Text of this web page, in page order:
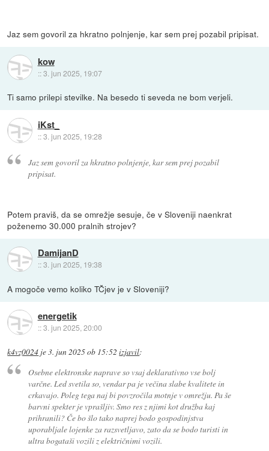
Jaz sem govoril za hkratno polnjenje, kar sem prej pozabil pripisat.
kow
::3. jun 2025, 19:07
Ti samo prilepi stevilke. Na besedo ti seveda ne bom verjeli.
iKst_
::3. jun 2025, 19:28
Jaz sem govoril za hkratno polnjenje, kar sem prej pozabil
pripisat.
Potem praviš, da se omrežje sesuje, če v Sloveniji naenkrat
poženemo 30.000 pralnih strojev?
DamijanD
::3. jun 2025, 19:38
A mogoče vemo koliko TČjev je v Sloveniji?
energetik
::3. jun 2025, 20:00
k4vz0024 je3. jun 2025 ob 15:52 izjavil:
Osebne elektronske naprave so vsaj deklarativno vse bolj
varčne. Led svetila so, vendar pa je večina slabe kvalitete in
crkavajo. Poleg tega naj bi povzročila motnje v omrežju. Pa še
barvni spekter je vprašljiv. Smo res z njimi kot družba kaj
prihranili? Če bo šlo tako naprej bodo gospodinjstva
uporabljale lojenke za razsvetljavo, zato da se bodo turisti in
ultra bogataši vozili z električnimi vozili.